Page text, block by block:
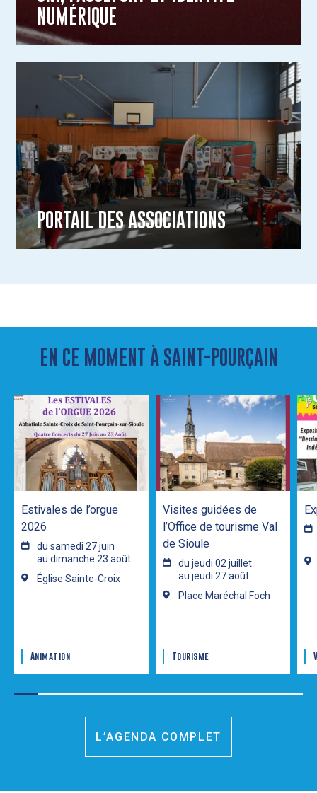
NUMÉRIQUE
PORTAIL DES ASSOCIATIONS
EN CE MOMENT À SAINT-POURÇAIN
Estivales de l’orgue
2026
du samedi 27 juin
au dimanche 23 août
Église Sainte-Croix
Animation
Visites guidées de
l’Office de tourisme Val
de Sioule
du jeudi 02 juillet
au jeudi 27 août
Place Maréchal Foch
Tourisme
L’AGENDA COMPLET